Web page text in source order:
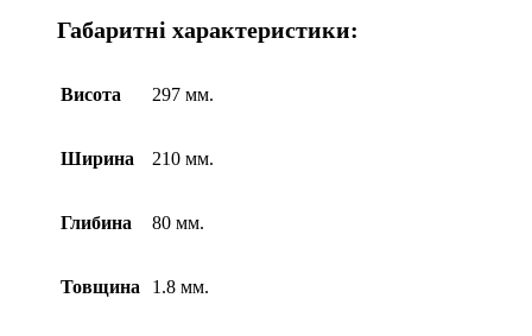
Габаритні характеристики:
Висота 297 мм.
Ширина 210 мм.
Глибина 80 мм.
Товщина 1.8 мм.